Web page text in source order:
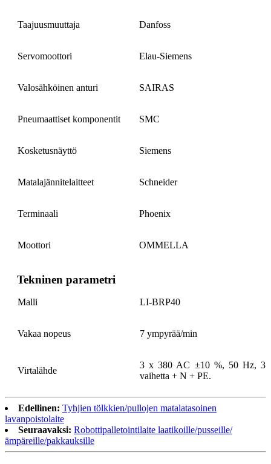
Taajuusmuuttaja Danfoss
Servomoottori Elau-Siemens
Valosähköinen anturi SAIRAS
Pneumaattiset komponentit SMC
Kosketusnäyttö Siemens
Matalajännitelaitteet Schneider
Terminaali Phoenix
Moottori OMMELLA
Tekninen parametri
Malli LI-BRP40
Vakaa nopeus 7 ympyrää/min
Virtalähde
3 x 380 AC ±10 %, 50 Hz, 3
vaihetta + N + PE.
Edellinen: Tyhjien tölkkien/pullojen matalatasoinen
lavanpoistolaite
Seuraavaksi: Robottipalletointilaite laatikoille/pusseille/
ämpäreille/pakkauksille